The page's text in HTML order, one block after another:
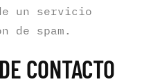
un servicio
de spam.
CONTACTO